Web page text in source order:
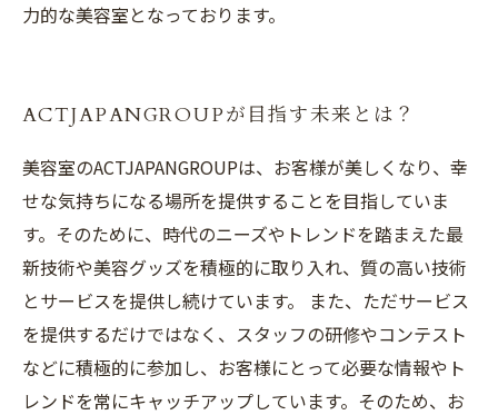
力的な美容室となっております。
ACTJAPANGROUPが目指す未来とは？
美容室のACTJAPANGROUPは、お客様が美しくなり、幸
せな気持ちになる場所を提供することを目指していま
す。そのために、時代のニーズやトレンドを踏まえた最
新技術や美容グッズを積極的に取り入れ、質の高い技術
とサービスを提供し続けています。 また、ただサービス
を提供するだけではなく、スタッフの研修やコンテスト
などに積極的に参加し、お客様にとって必要な情報やト
レンドを常にキャッチアップしています。そのため、お